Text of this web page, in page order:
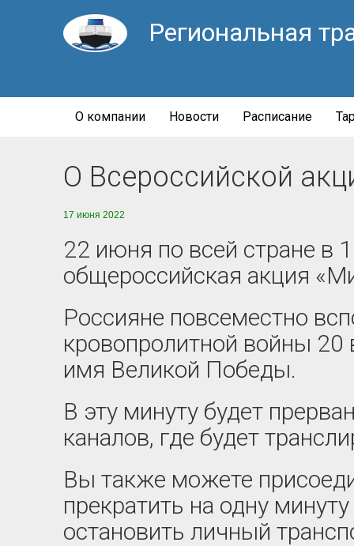
Региональная
О компании Новости Расписание
О Всероссийской
17 июня 2022
22 июня по всей стране в
общероссийская акция
Россияне повсеместно
кровопролитной войны 20
имя Великой Победы.
В эту минуту будет
каналов, где будет
Вы также можете
прекратить на одну
остановить личный